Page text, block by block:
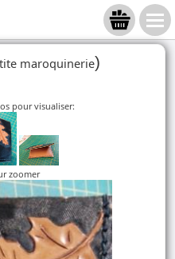
maroquinerie)
pour visualiser:
zoomer